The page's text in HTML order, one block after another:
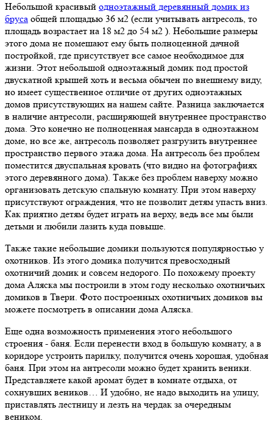
Небольшой красивый одноэтажный деревянный домик из
бруса общей площадью 36 м2 (если учитывать антресоль, то
площадь возрастает на 18 м2 до 54 м2 ). Небольшие размеры
этого дома не помешают ему быть полноценной дачной
постройкой, где присутствует все самое необходимое для
жизни. Этот небольшой одноэтажный домик под простой
двускатной крышей хоть и весьма обычен по внешнему виду,
но имеет существенное отличие от других одноэтажных
домов присутствующих на нашем сайте. Разница заключается
в наличие антресоли, расширяющей внутреннее пространство
дома. Это конечно не полноценная мансарда в одноэтажном
доме, но все же, антресоль позволяет разгрузить внутреннее
пространство первого этажа дома. На антресоль без проблем
поместится двуспальная кровать (что видно на фотографиях
этого деревянного дома). Также без проблем наверху можно
организовать детскую спальную комнату. При этом наверху
присутствуют ограждения, что не позволит детям упасть вниз.
Как приятно детям будет играть на верху, ведь все мы были
детьми и любили лазить куда повыше.
Также такие небольшие домики пользуются популярностью у
охотников. Из этого домика получится превосходный
охотничий домик и совсем недорого. По похожему проекту
дома Аляска мы построили в этом году несколько охотничьих
домиков в Твери. Фото построенных охотничьих домиков вы
можете посмотреть в описании дома Аляска.
Еще одна возможность применения этого небольшого
строения - баня. Если перенести вход в большую комнату, а в
коридоре устроить парилку, получится очень хорошая, удобная
баня. При этом на антресоли можно будет хранить веники.
Представляете какой аромат будет в комнате отдыха, от
сохнувших веников… И удобно, не надо выходить на улицу,
приставлять лестницу и лезть на чердак за очередным
веником.